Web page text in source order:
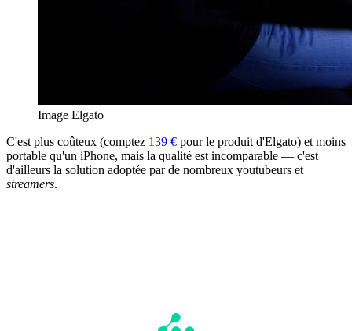
Image Elgato
C'est plus coûteux (comptez 139 € pour le produit d'Elgato) et moins
portable qu'un iPhone, mais la qualité est incomparable — c'est
d'ailleurs la solution adoptée par de nombreux youtubeurs et
streamers.